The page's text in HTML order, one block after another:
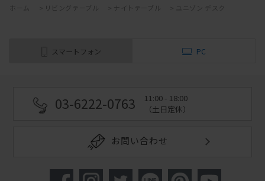
ホーム リビングテーブル ナイトテーブル ユニゾン デスク
スマートフォン PC
03-6222-0763
11:00 - 18:00
（土日定休）
お問い合わせ